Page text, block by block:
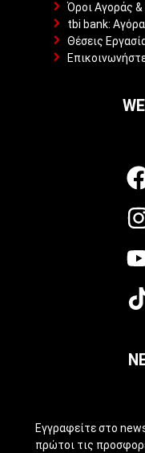
Όροι Αγοράς
tbi bank:
Θέσεις
Εγγραφείτε στο
πρώτοι τις